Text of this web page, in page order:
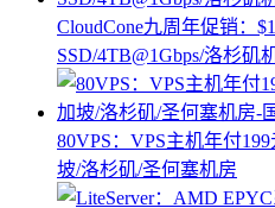
CloudCone九周年促销：
SSD/4TB@1Gbps/洛杉矶
80VPS：VPS主机年付
坡/洛杉矶/圣何塞机房